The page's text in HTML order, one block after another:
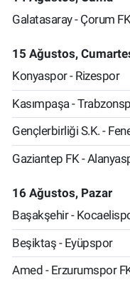
Galatasaray - Çorum FK
15 Ağustos,
Konyaspor - Rizespor
Kasımpaşa -
Gençlerbirliği S.K. -
Gaziantep FK -
16 Ağustos, Pazar
Başakşehir -
Beşiktaş - Eyüpspor
Amed - Erzurumspor